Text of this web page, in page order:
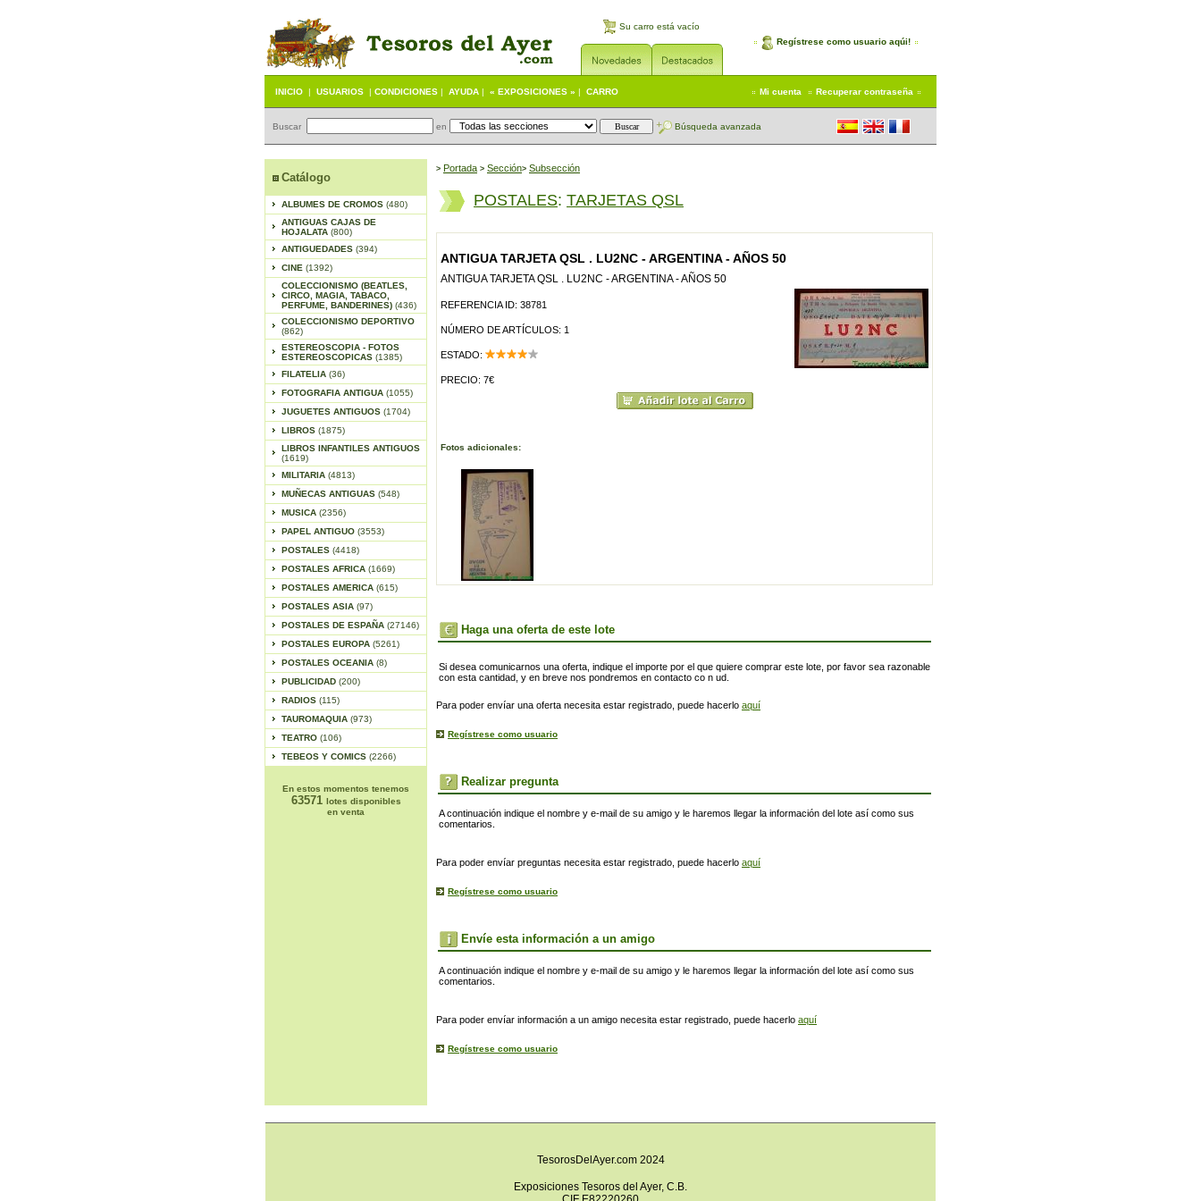
Su carro está vacío
Regístrese como usuario aqúi!
INICIO | USUARIOS | CONDICIONES | AYUDA | « EXPOSICIONES » | CARRO Mi cuenta Recuperar contraseña
Buscar en Búsqueda avanzada
Catálogo
ALBUMES DE CROMOS (480)
ANTIGUAS CAJAS DE
HOJALATA (800)
ANTIGUEDADES (394)
CINE (1392)
COLECCIONISMO (BEATLES,
CIRCO, MAGIA, TABACO,
PERFUME, BANDERINES) (436)
COLECCIONISMO DEPORTIVO
(862)
ESTEREOSCOPIA - FOTOS
ESTEREOSCOPICAS (1385)
FILATELIA (36)
FOTOGRAFIA ANTIGUA (1055)
JUGUETES ANTIGUOS (1704)
LIBROS (1875)
LIBROS INFANTILES ANTIGUOS
(1619)
MILITARIA (4813)
MUÑECAS ANTIGUAS (548)
MUSICA (2356)
PAPEL ANTIGUO (3553)
POSTALES (4418)
POSTALES AFRICA (1669)
POSTALES AMERICA (615)
POSTALES ASIA (97)
POSTALES DE ESPAÑA (27146)
POSTALES EUROPA (5261)
POSTALES OCEANIA (8)
PUBLICIDAD (200)
RADIOS (115)
TAUROMAQUIA (973)
TEATRO (106)
TEBEOS Y COMICS (2266)
En estos momentos tenemos
63571 lotes disponibles
en venta
> Portada > Sección> Subsección
POSTALES: TARJETAS QSL
ANTIGUA TARJETA QSL . LU2NC - ARGENTINA - AÑOS 50
ANTIGUA TARJETA QSL . LU2NC - ARGENTINA - AÑOS 50
REFERENCIA ID: 38781
NÚMERO DE ARTÍCULOS: 1
ESTADO:
PRECIO: 7€
Fotos adicionales:
Haga una oferta de este lote
Si desea comunicarnos una oferta, indique el importe por el que quiere comprar este lote, por favor sea razonable
con esta cantidad, y en breve nos pondremos en contacto co n ud.
Para poder envíar una oferta necesita estar registrado, puede hacerlo aquí
Regístrese como usuario
Realizar pregunta
A continuación indique el nombre y e-mail de su amigo y le haremos llegar la información del lote así como sus
comentarios.
Para poder envíar preguntas necesita estar registrado, puede hacerlo aquí
Regístrese como usuario
Envíe esta información a un amigo
A continuación indique el nombre y e-mail de su amigo y le haremos llegar la información del lote así como sus
comentarios.
Para poder envíar información a un amigo necesita estar registrado, puede hacerlo aquí
Regístrese como usuario
TesorosDelAyer.com 2024
Exposiciones Tesoros del Ayer, C.B.